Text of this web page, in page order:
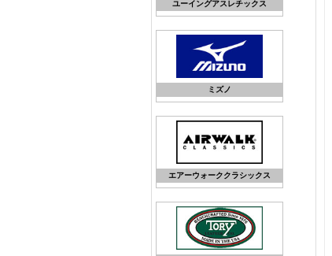
ユーイングアスレチックス
ミズノ
エアーウォーククラシックス